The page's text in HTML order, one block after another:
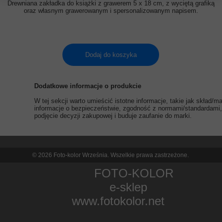
Dodaj do koszyka
Drewniana zakładka do książki z grawerem 5 x 18 cm, z wyciętą grafiką
oraz własnym grawerowanym i spersonalizowanym napisem.
Dodatkowe informacje o produkcie
W tej sekcji warto umieścić istotne informacje, takie jak skład/
informacje o bezpieczeństwie, zgodność z normami/
podjęcie decyzji zakupowej i buduje zaufanie do marki.
FOTO-KOLOR
e-sklep
www.fotokolor.net
© 2026 Foto-kolor Września. Wszelkie prawa zastrzeżone.